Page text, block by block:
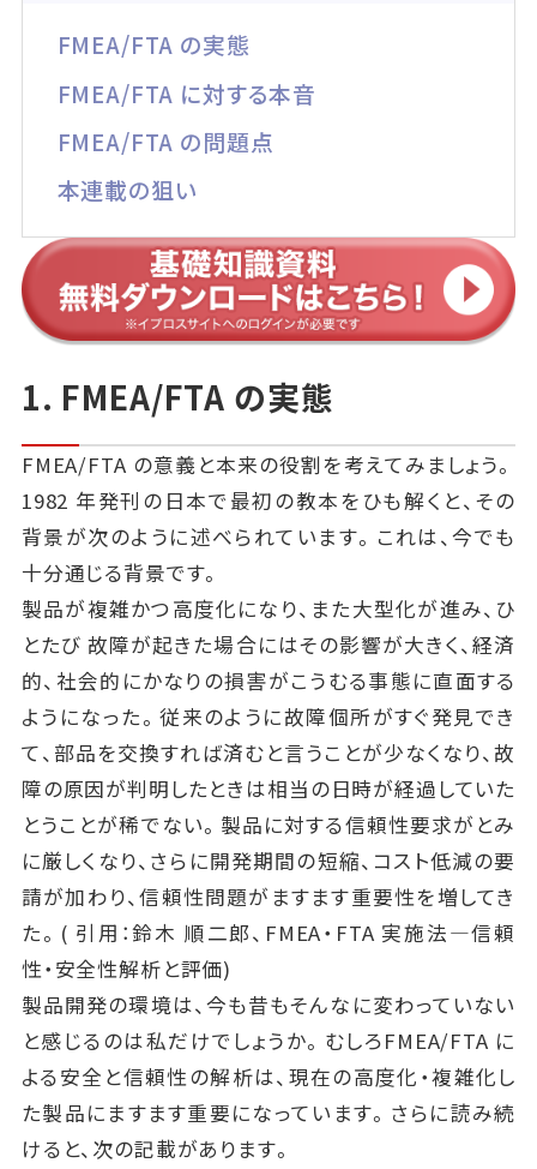
FMEA/FTA の実態
FMEA/FTA に対する本音
FMEA/FTA の問題点
本連載の狙い
1. FMEA/FTA の実態
FMEA/FTA の意義と本来の役割を考えてみましょう。
1982 年発刊の日本で最初の教本をひも解くと、その
背景が次のように述べられています。これは、今でも
十分通じる背景です。
製品が複雑かつ高度化になり、また大型化が進み、ひ
とたび 故障が起きた場合にはその影響が大きく、経済
的、社会的にかなりの損害がこうむる事態に直面する
ようになった。従来のように故障個所がすぐ発見でき
て、部品を交換すれば済むと言うことが少なくなり、故
障の原因が判明したときは相当の日時が経過していた
とうことが稀でない。製品に対する信頼性要求がとみ
に厳しくなり、さらに開発期間の短縮、コスト低減の要
請が加わり、信頼性問題がますます重要性を増してき
た。( 引用：鈴木 順二郎、FMEA・FTA 実施法―信頼
性・安全性解析と評価)
製品開発の環境は、今も昔もそんなに変わっていない
と感じるのは私だけでしょうか。むしろFMEA/FTA に
よる安全と信頼性の解析は、現在の高度化・複雑化し
た製品にますます重要になっています。さらに読み続
けると、次の記載があります。